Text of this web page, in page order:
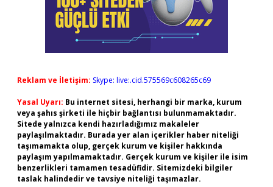
Reklam ve İletişim: Skype: live:.cid.575569c608265c69
Yasal Uyarı: Bu internet sitesi, herhangi bir marka, kurum
veya şahıs şirketi ile hiçbir bağlantısı bulunmamaktadır.
Sitede yalnızca kendi hazırladığımız makaleler
paylaşılmaktadır. Burada yer alan içerikler haber niteliği
taşımamakta olup, gerçek kurum ve kişiler hakkında
paylaşım yapılmamaktadır. Gerçek kurum ve kişiler ile isim
benzerlikleri tamamen tesadüfidir. Sitemizdeki bilgiler
taslak halindedir ve tavsiye niteliği taşımazlar.